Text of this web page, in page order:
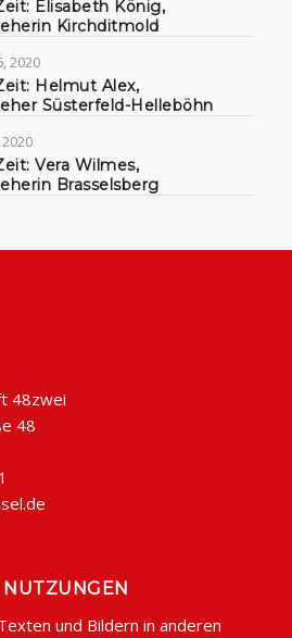
Elisabeth König,
Kirchditmold
2020
Helmut Alex,
Süsterfeld-Helleböhn
2020
Vera Wilmes,
Brasselsberg
48zwei
48
und Bildern in anderen